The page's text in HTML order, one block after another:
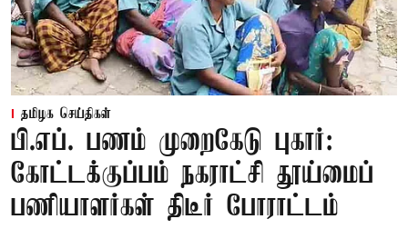
தமிழக செய்திகள்
பி.எப். பணம் முறைகேடு புகார்:
கோட்டக்குப்பம் நகராட்சி தூய்மைப்
பணியாளர்கள் திடீர் போராட்டம்